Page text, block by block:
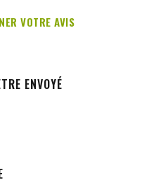
VOTRE AVIS
ENVOYÉ